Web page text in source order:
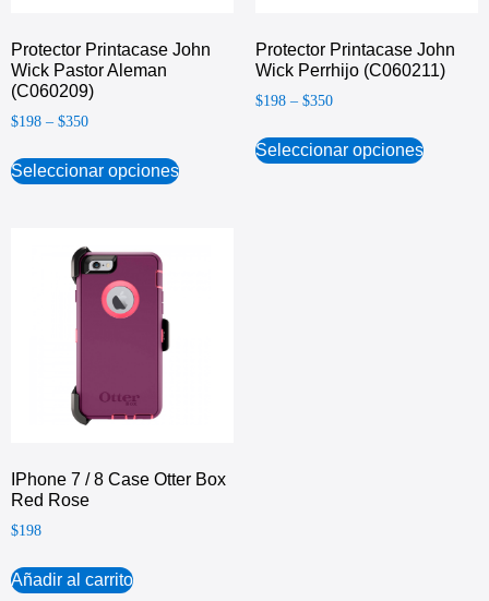
Protector Printacase John
Wick Pastor Aleman
(C060209)
$198 – $350
Seleccionar opciones
Protector Printacase John
Wick Perrhijo (C060211)
$198 – $350
Seleccionar opciones
IPhone 7 / 8 Case Otter Box
Red Rose
$198
Añadir al carrito